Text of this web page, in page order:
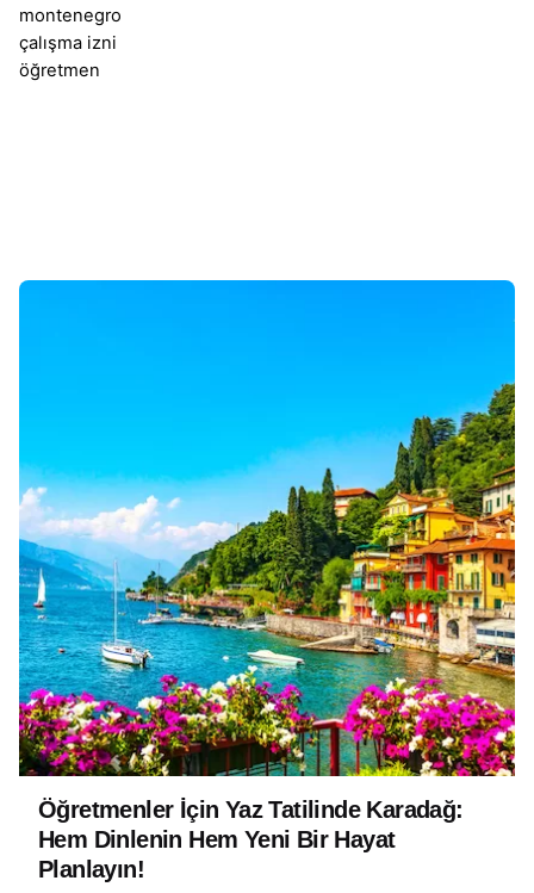
montenegro
çalışma izni
öğretmen
Öğretmenler İçin Yaz Tatilinde Karadağ:
Hem Dinlenin Hem Yeni Bir Hayat
Planlayın!